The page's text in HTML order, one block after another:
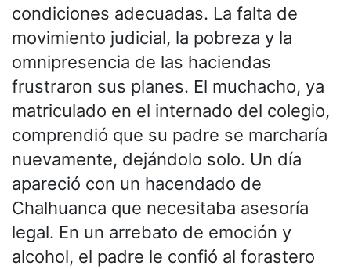
condiciones adecuadas. La falta de
movimiento judicial, la pobreza y la
omnipresencia de las haciendas
frustraron sus planes. El muchacho, ya
matriculado en el internado del colegio,
comprendió que su padre se marcharía
nuevamente, dejándolo solo. Un día
apareció con un hacendado de
Chalhuanca que necesitaba asesoría
legal. En un arrebato de emoción y
alcohol, el padre le confió al forastero